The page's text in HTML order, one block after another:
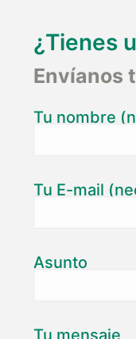
¿Tienes
Envíanos
Tu nombre
Tu E-mail
Asunto
Tu mensaje